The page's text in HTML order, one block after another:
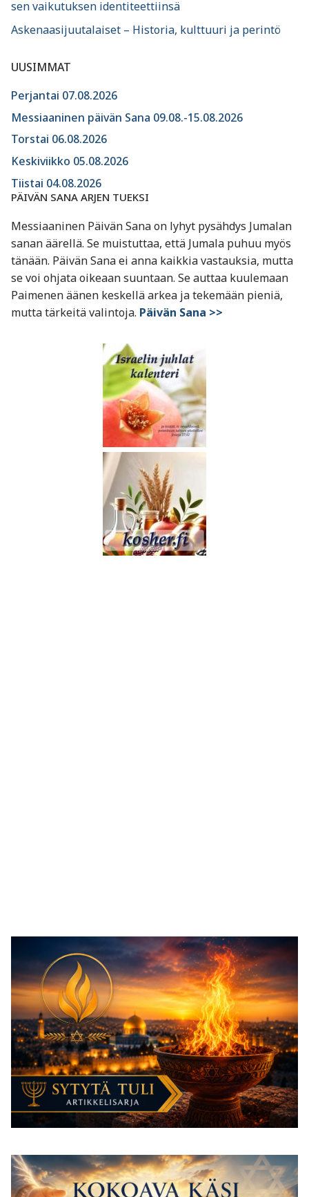
sen vaikutuksen identiteettiinsä
Askenaasijuutalaiset – Historia, kulttuuri ja perintö
UUSIMMAT
Perjantai 07.08.2026
Messiaaninen päivän Sana 09.08.-15.08.2026
Torstai 06.08.2026
Keskiviikko 05.08.2026
Tiistai 04.08.2026
PÄIVÄN SANA ARJEN TUEKSI
Messiaaninen Päivän Sana on lyhyt pysähdys Jumalan
sanan äärellä. Se muistuttaa, että Jumala puhuu myös
tänään. Päivän Sana ei anna kaikkia vastauksia, mutta
se voi ohjata oikeaan suuntaan. Se auttaa kuulemaan
Paimenen äänen keskellä arkea ja tekemään pieniä,
mutta tärkeitä valintoja. Päivän Sana >>